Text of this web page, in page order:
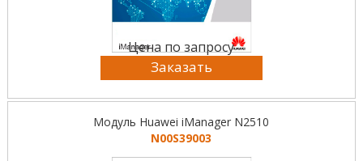
Цена по запросу
Заказать
Модуль Huawei iManager N2510
N00S39003